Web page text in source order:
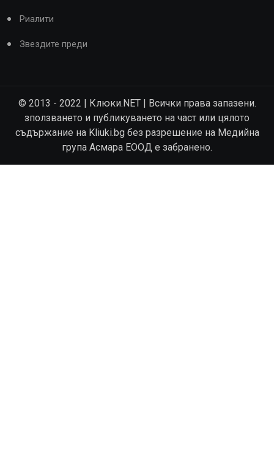
Риалити
Звездите преди
© 2013 - 2022 | Клюки.NET | Всички права запазени.
зползването и публикуването на част или цялото
съдържание на Kliuki.bg без разрешение на Медийна
група Асмара ЕООД е забранено.